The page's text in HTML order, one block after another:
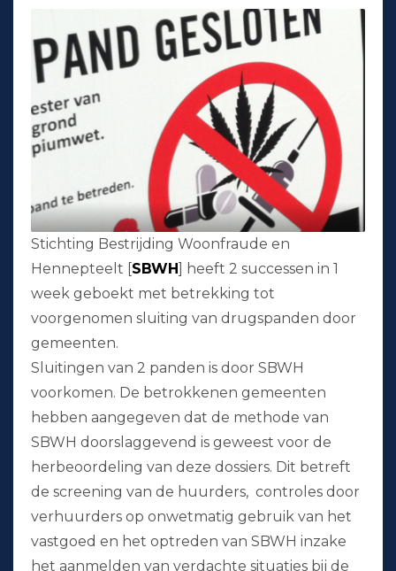
Stichting Bestrijding Woonfraude en
Hennepteelt [SBWH] heeft 2 successen in 1
week geboekt met betrekking tot
voorgenomen sluiting van drugspanden door
gemeenten.
Sluitingen van 2 panden is door SBWH
voorkomen. De betrokkenen gemeenten
hebben aangegeven dat de methode van
SBWH doorslaggevend is geweest voor de
herbeoordeling van deze dossiers. Dit betreft
de screening van de huurders, controles door
verhuurders op onwetmatig gebruik van het
vastgoed en het optreden van SBWH inzake
het aanmelden van verdachte situaties bij de